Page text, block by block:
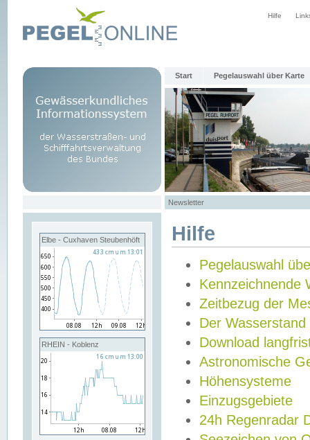
Hilfe
Start Pegelauswahl über Karte
Newsletter
Elbe - Cuxhaven Steubenhöft
RHEIN - Koblenz
Hilfe
Pegelauswahl
Kennzeichnende
Zeitbezug der
Der Wasserstand
Download
Astronomische
Höhensysteme
Einzugsgebiete
24h Regenradar